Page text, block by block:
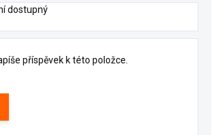
dostupný
příspěvek k této položce.